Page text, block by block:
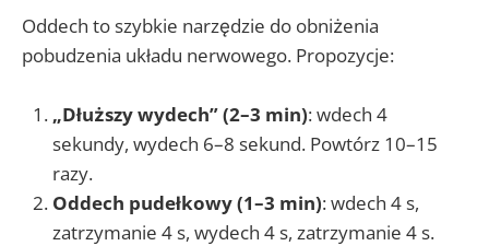
Oddech to szybkie narzędzie do obniżenia
pobudzenia układu nerwowego. Propozycje:
„Dłuższy wydech” (2–3 min): wdech 4
sekundy, wydech 6–8 sekund. Powtórz 10–15
razy.
Oddech pudełkowy (1–3 min): wdech 4 s,
zatrzymanie 4 s, wydech 4 s, zatrzymanie 4 s.